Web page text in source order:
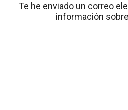
Te he enviado un correo
información